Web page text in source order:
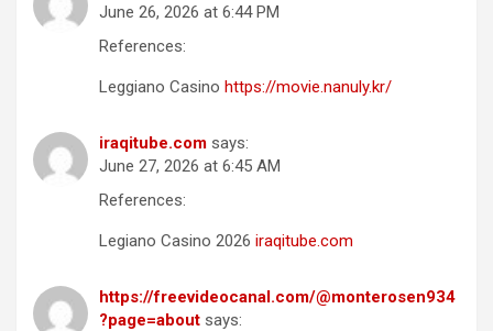
June 26, 2026 at 6:44 PM
References:
Leggiano Casino https://movie.nanuly.kr/
iraqitube.com says:
June 27, 2026 at 6:45 AM
References:
Legiano Casino 2026 iraqitube.com
https://freevideocanal.com/@monterosen934
?page=about says: